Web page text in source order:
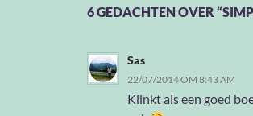
6 GEDACHTEN OVER
Sas
22/07/2014 OM 8:43 AM
Klinkt als een goed